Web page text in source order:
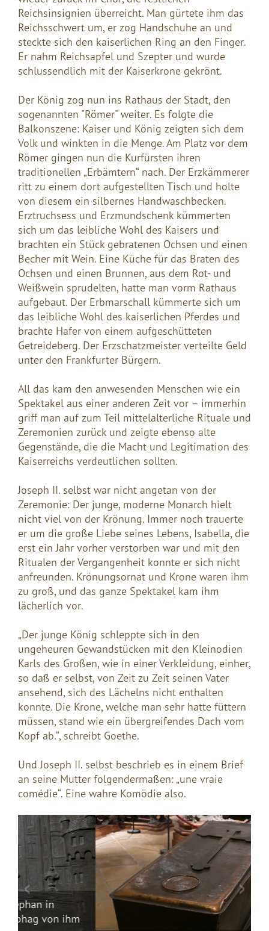
Reichsinsignien überreicht. Man gürtete ihm das
Reichsschwert um, er zog Handschuhe an und
steckte sich den kaiserlichen Ring an den Finger.
Er nahm Reichsapfel und Szepter und wurde
schlussendlich mit der Kaiserkrone gekrönt.
Der König zog nun ins Rathaus der Stadt, den
sogenannten "Römer" weiter. Es folgte die
Balkonszene: Kaiser und König zeigten sich dem
Volk und winkten in die Menge. Am Platz vor dem
Römer gingen nun die Kurfürsten ihren
traditionellen „Erbämtern“ nach. Der Erzkämmerer
ritt zu einem dort aufgestellten Tisch und holte
von diesem ein silbernes Handwaschbecken.
Erztruchsess und Erzmundschenk kümmerten
sich um das leibliche Wohl des Kaisers und
brachten ein Stück gebratenen Ochsen und einen
Becher mit Wein. Eine Küche für das Braten des
Ochsen und einen Brunnen, aus dem Rot- und
Weißwein sprudelten, hatte man vorm Rathaus
aufgebaut. Der Erbmarschall kümmerte sich um
das leibliche Wohl des kaiserlichen Pferdes und
brachte Hafer von einem aufgeschütteten
Getreideberg. Der Erzschatzmeister verteilte Geld
unter den Frankfurter Bürgern.
All das kam den anwesenden Menschen wie ein
Spektakel aus einer anderen Zeit vor – immerhin
griff man auf zum Teil mittelalterliche Rituale und
Zeremonien zurück und zeigte ebenso alte
Gegenstände, die die Macht und Legitimation des
Kaiserreichs verdeutlichen sollten.
Joseph II. selbst war nicht angetan von der
Zeremonie: Der junge, moderne Monarch hielt
nicht viel von der Krönung. Immer noch trauerte
er um die große Liebe seines Lebens, Isabella, die
erst ein Jahr vorher verstorben war und mit den
Ritualen der Vergangenheit konnte er sich nicht
anfreunden. Krönungsornat und Krone waren ihm
zu groß, und das ganze Spektakel kam ihm
lächerlich vor.
„Der junge König schleppte sich in den
ungeheuren Gewandstücken mit den Kleinodien
Karls des Großen, wie in einer Verkleidung, einher,
so daß er selbst, von Zeit zu Zeit seinen Vater
ansehend, sich des Lächelns nicht enthalten
konnte. Die Krone, welche man sehr hatte füttern
müssen, stand wie ein übergreifendes Dach vom
Kopf ab.“, schreibt Goethe.
Und Joseph II. selbst beschrieb es in einem Brief
an seine Mutter folgendermaßen: „une vraie
comédie“. Eine wahre Komödie also.